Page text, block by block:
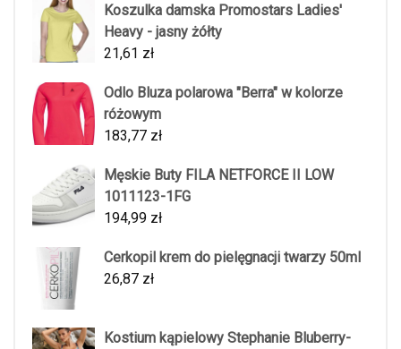
Koszulka damska Promostars Ladies'
Heavy - jasny żółty
21,61 zł
Odlo Bluza polarowa "Berra" w kolorze
różowym
183,77 zł
Męskie Buty FILA NETFORCE II LOW
1011123-1FG
194,99 zł
Cerkopil krem do pielęgnacji twarzy 50ml
26,87 zł
Kostium kąpielowy Stephanie Bluberry-